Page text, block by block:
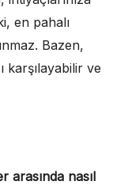
en pahalı
Bazen,
karşılayabilir ve
arasında nasıl